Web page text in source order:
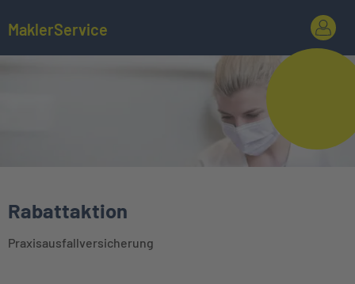
MaklerService
Rabattaktion
Praxisausfallversicherung